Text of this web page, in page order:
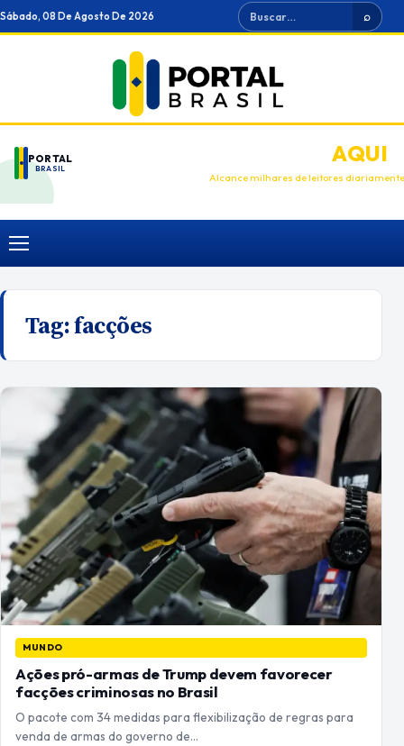
Ir
para
Sábado, 08 De Agosto De 2026 Buscar ⌕
PORTAL
BRASIL
ANUNCIEAQUI
Alcance milhares de leitores diariamente
Menu
Tag:facções
MUNDO
Ações pró-armas de Trump devem favorecer
facções criminosas no Brasil
O pacote com 34 medidas para flexibilização de regras para
venda de armas do governo de…